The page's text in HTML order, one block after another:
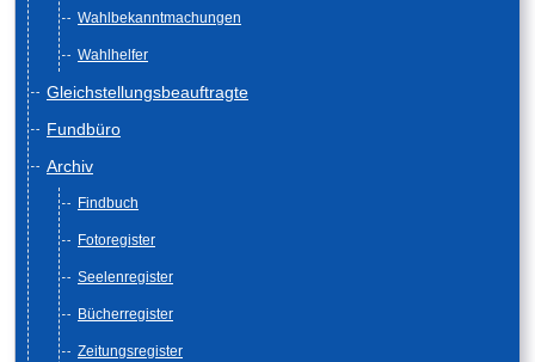
Wahlbekanntmachungen
Wahlhelfer
Gleichstellungsbeauftragte
Fundbüro
Archiv
Findbuch
Fotoregister
Seelenregister
Bücherregister
Zeitungsregister